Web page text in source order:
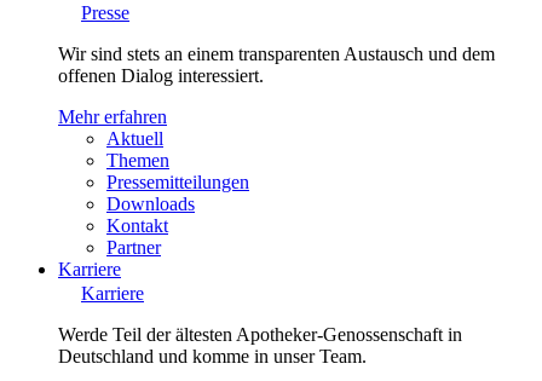
Presse
Wir sind stets an einem transparenten Austausch und dem
offenen Dialog interessiert.
Mehr erfahren
Aktuell
Themen
Pressemitteilungen
Downloads
Kontakt
Partner
Karriere
Karriere
Werde Teil der ältesten Apotheker-Genossenschaft in
Deutschland und komme in unser Team.